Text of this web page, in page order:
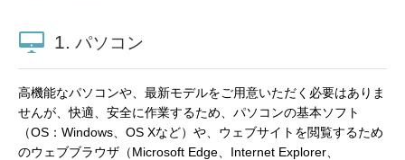
1. パソコン
高機能なパソコンや、最新モデルをご用意いただく必要はありま
せんが、快適、安全に作業するため、パソコンの基本ソフト
（OS：Windows、OS Xなど）や、ウェブサイトを閲覧するため
のウェブブラウザ（Microsoft Edge、Internet Explorer、